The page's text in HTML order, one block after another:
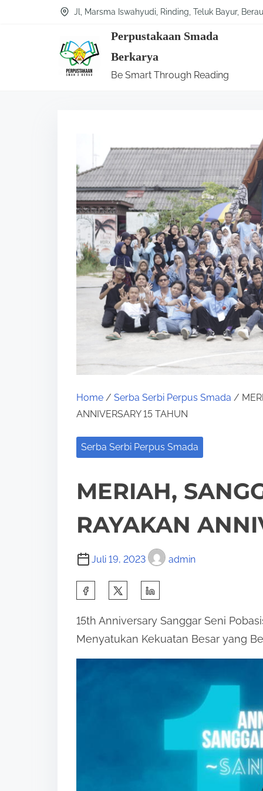
Jl, Marsma Iswahyudi, Rinding, Teluk Bayur,
Perpustakaan Smada
Berkarya
Be Smart Through Reading
Home / Serba Serbi Perpus Smada /
ANNIVERSARY 15 TAHUN
Serba Serbi Perpus Smada
MERIAH,
RAYAKAN
Juli 19, 2023 admin
a
r
e
15th Anniversary Sanggar Seni
Menyatukan Kekuatan Besar yang